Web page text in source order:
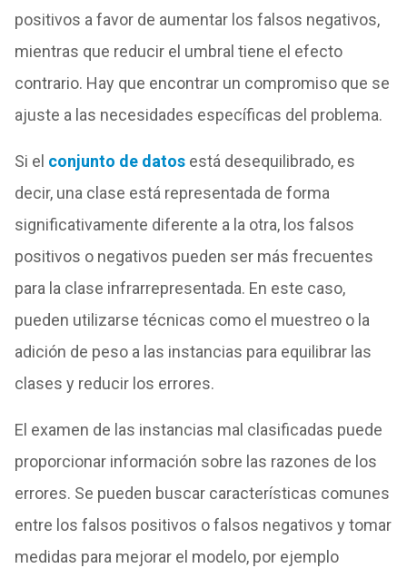
positivos a favor de aumentar los falsos negativos,
mientras que reducir el umbral tiene el efecto
contrario. Hay que encontrar un compromiso que se
ajuste a las necesidades específicas del problema.
Si el conjunto de datosestá desequilibrado, es
decir, una clase está representada de forma
significativamente diferente a la otra, los falsos
positivos o negativos pueden ser más frecuentes
para la clase infrarrepresentada. En este caso,
pueden utilizarse técnicas como el muestreo o la
adición de peso a las instancias para equilibrar las
clases y reducir los errores.
El examen de las instancias mal clasificadas puede
proporcionar información sobre las razones de los
errores. Se pueden buscar características comunes
entre los falsos positivos o falsos negativos y tomar
medidas para mejorar el modelo, por ejemplo